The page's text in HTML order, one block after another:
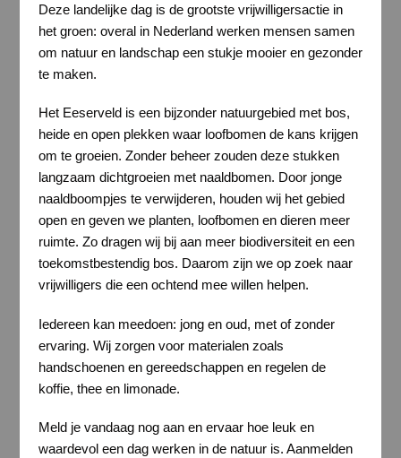
Deze landelijke dag is de grootste vrijwilligersactie in
het groen: overal in Nederland werken mensen samen
om natuur en landschap een stukje mooier en gezonder
te maken.
Het Eeserveld is een bijzonder natuurgebied met bos,
heide en open plekken waar loofbomen de kans krijgen
om te groeien. Zonder beheer zouden deze stukken
langzaam dichtgroeien met naaldbomen. Door jonge
naaldboompjes te verwijderen, houden wij het gebied
open en geven we planten, loofbomen en dieren meer
ruimte. Zo dragen wij bij aan meer biodiversiteit en een
toekomstbestendig bos. Daarom zijn we op zoek naar
vrijwilligers die een ochtend mee willen helpen.
Iedereen kan meedoen: jong en oud, met of zonder
ervaring. Wij zorgen voor materialen zoals
handschoenen en gereedschappen en regelen de
koffie, thee en limonade.
Meld je vandaag nog aan en ervaar hoe leuk en
waardevol een dag werken in de natuur is. Aanmelden